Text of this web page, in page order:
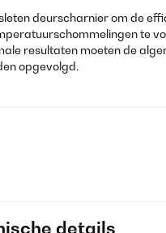
deurscharnier om de
te
resultaten moeten de
opgevolgd.
details